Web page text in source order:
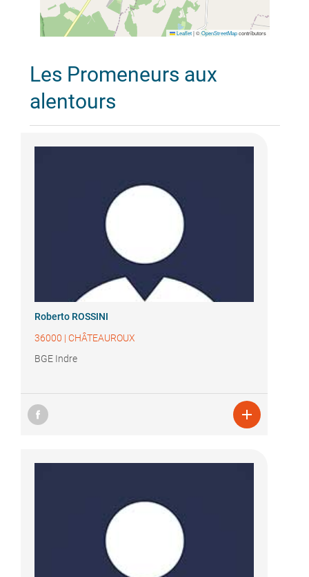
Leaflet |©OpenStreetMapcontributors
Les Promeneurs aux
alentours
Roberto ROSSINI
36000 | CHÂTEAUROUX
BGE Indre
